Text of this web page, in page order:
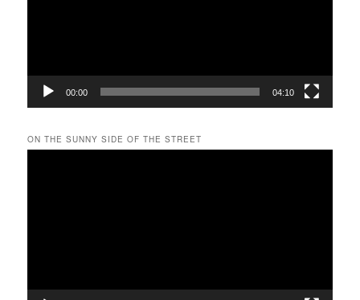
00:00 04:10
ON THE SUNNY SIDE OF THE STREET